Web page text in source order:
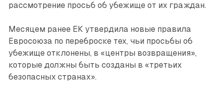
рассмотрение просьб об убежище от их граждан.
Месяцем ранее ЕК утвердила новые правила
Евросоюза по переброске тех, чьи просьбы об
убежище отклонены, в «центры возвращения»,
которые должны быть созданы в «третьих
безопасных странах».